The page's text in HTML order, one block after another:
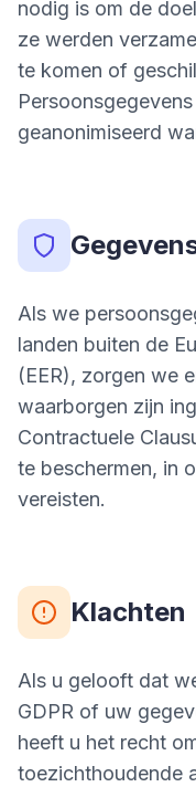
nodig is om de
ze werden
te komen of
geanonimiseerd
Als we
landen buiten de
(EER), zorgen we
waarborgen zijn
Contractuele
te beschermen, in
vereisten.
Klachten
Als u gelooft dat
GDPR of uw
heeft u het recht
toezichthoudende